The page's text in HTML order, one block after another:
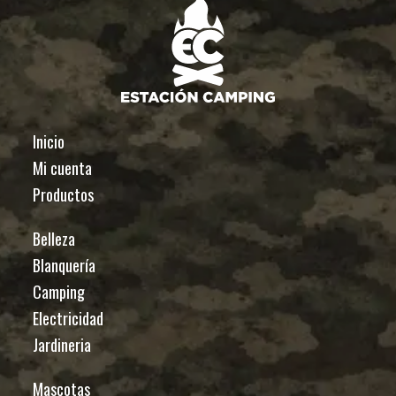
Inicio
Mi cuenta
Productos
Belleza
Blanquería
Camping
Electricidad
Jardineria
Mascotas